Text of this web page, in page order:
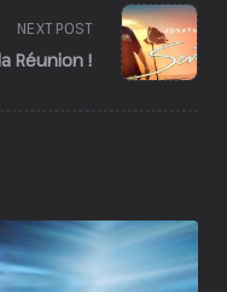
NEXT POST
Réunion !